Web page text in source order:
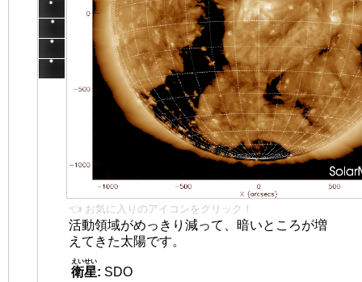
👈 お気に入りのアイコンをクリック！
活動領域がめっきり減って、暗いところが増
えてきた太陽です。
衛星
えいせい
: SDO